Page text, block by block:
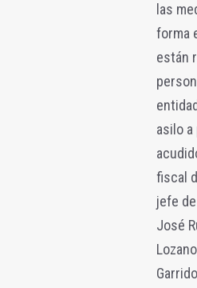
las
forma
están
asilo
fiscal
jefe
José